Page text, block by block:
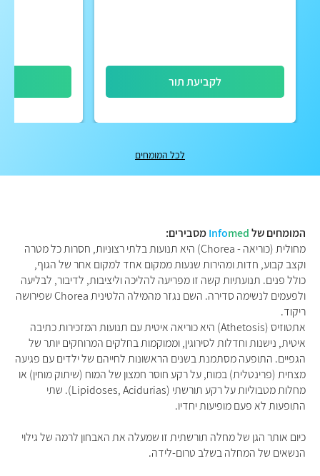
לקביעת תור
לכל המומחים
המומחים של Infomed
מסבירים:
מחולית (כוריאה - Chorea) היא תנועות בלתי רצוניות, חסרות כל מטרה
וקצב קבוע, חדות ומהירות שנעות ממקום אחד למקום אחר של הגוף,
כולל פנים. תנועתיות קשה זו מפריעה להליכה וליציבות, לדיבור, לבליעה
ולפעמים לנשימה סדירה. השם נגזר מהמילה הלטינית Chorea שפירושה
ריקוד.
אתטוזיס (Athetosis) היא כוריאה איטית עם תנועות המזכירות כתיבה
איטית, נישנות וחדלות לסירוגין, וממוקמות בחלקים המרוחקים יותר של
הגפיים. התופעה מסתמנת בשנים הראשונות לחייהם של ילדים עם פגיעה
מצחית (פרינטלית) במוח, על רקע חוסר חמצון של המוח (שיתוק מוחין) או
מחלות מטבוליות על רקע תורשתי (Lipidoses, Acidurias). שתי
התופעות לא פעם מופיעות יחדיו.
כיום אותר הגן של מחלה תורשתית זו שמעלה את האבחון לרמה של גילוי
הנשאים של המחלה בשלב טרום-לידה.